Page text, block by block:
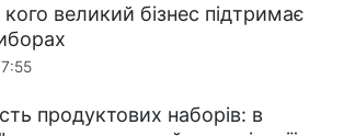
кого великий бізнес підтримає
продуктових наборів: в